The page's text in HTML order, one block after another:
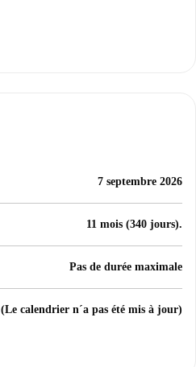
7 septembre 2026
11 mois (340 jours).
Pas de durée maximale
(Le calendrier n´a pas été mis à jour)